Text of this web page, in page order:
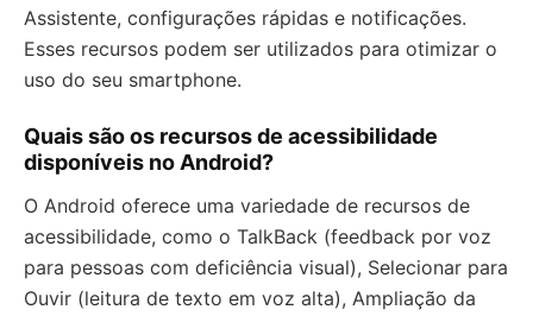
Assistente, configurações rápidas e notificações.
Esses recursos podem ser utilizados para otimizar o
uso do seu smartphone.
Quais são os recursos de acessibilidade
disponíveis no Android?
O Android oferece uma variedade de recursos de
acessibilidade, como o TalkBack (feedback por voz
para pessoas com deficiência visual), Selecionar para
Ouvir (leitura de texto em voz alta), Ampliação da